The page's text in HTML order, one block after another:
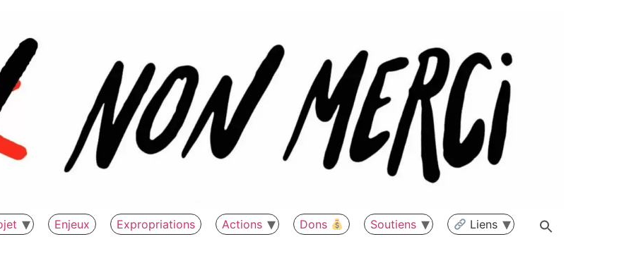
Enjeux Expropriations Actions Dons Soutiens Liens